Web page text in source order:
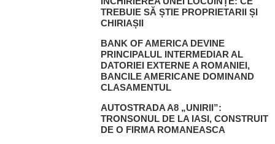
TREBUIE SĂ ȘTIE PROPRIETARII ȘI
CHIRIAȘII
BANK OF AMERICA DEVINE
PRINCIPALUL INTERMEDIAR AL
DATORIEI EXTERNE A ROMANIEI,
BANCILE AMERICANE DOMINAND
CLASAMENTUL
AUTOSTRADA A8 „UNIRII”:
TRONSONUL DE LA IASI, CONSTRUIT
DE O FIRMA ROMANEASCA